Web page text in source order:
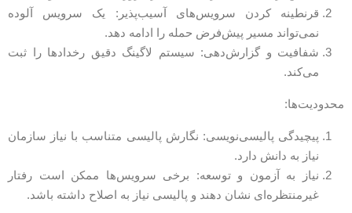
قرنطینه کردن سرویس‌های آسیب‌پذیر: یک سرویس آلوده
نمی‌تواند مسیر پیش‌فرض حمله را ادامه دهد.
شفافیت و گزارش‌دهی: سیستم لاگینگ دقیق رخدادها را ثبت
می‌کند.
پیچیدگی پالیسی‌نویسی: نگارش پالیسی متناسب با نیاز سازمان
نیاز به دانش دارد.
نیاز به آزمون و توسعه: برخی سرویس‌ها ممکن است رفتار
غیرمنتظره‌ای نشان دهند و پالیسی نیاز به اصلاح داشته باشد.